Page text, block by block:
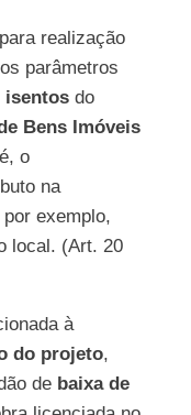
realização
parâmetros
isentosdo
Bens Imóveis
o
na
exemplo,
local. (Art. 20
à
do projeto,
de baixa de